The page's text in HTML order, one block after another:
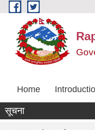
Skip to main content
Home
सूचना